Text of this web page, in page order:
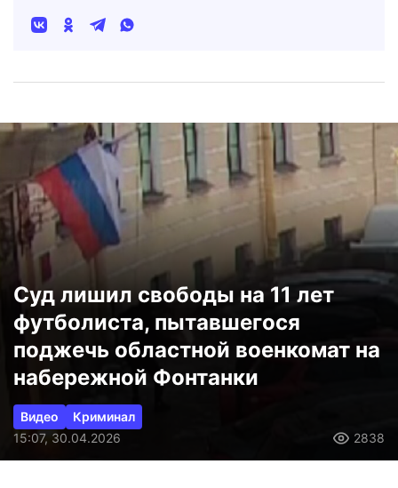
Суд лишил свободы на 11 лет
футболиста, пытавшегося
поджечь областной военкомат на
набережной Фонтанки
Видео
Криминал
15:07, 30.04.2026
2838